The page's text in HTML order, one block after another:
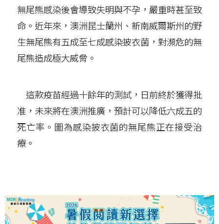
無尾熊感染後會導致失明與不孕，嚴重時甚至致
命。近年來，澳洲昆士蘭州、新南威爾斯州的野
生無尾熊有五成至七成感染披衣菌，對瀕危的無
尾熊造成極大威脅。
這款疫苗經過十餘年的測試，日前終於獲得批
准，未來將在澳洲推廣，預計可以降低六成五的
死亡率。圖為感染披衣菌的無尾熊正在接受治
療。